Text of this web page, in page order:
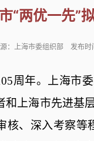
“两优一先”
：上海市委组织部 发布时
周年。上海市
和上海市先进基
核、深入考察等